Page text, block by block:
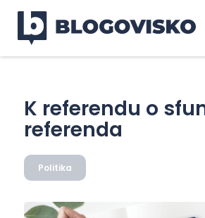
K referendu o
referenda
Politika